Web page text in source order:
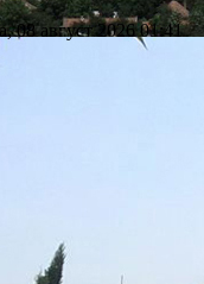
08 август 2026 01:41